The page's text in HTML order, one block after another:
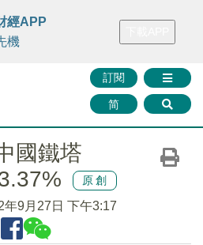
FINMETA 財華證券 媒體矩陣
訂閱
简
經APP
機
國鐵塔
原創
年9月27日 下午3:17